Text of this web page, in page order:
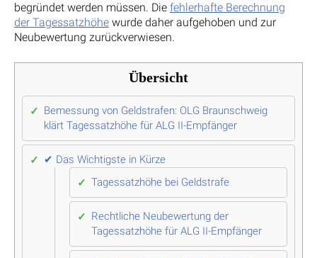
begründet werden müssen. Die fehlerhafte Berechnung
der Tagessatzhöhe wurde daher aufgehoben und zur
Neubewertung zurückverwiesen.
Übersicht
Bemessung von Geldstrafen: OLG Braunschweig
klärt Tagessatzhöhe für ALG II-Empfänger
✔ Das Wichtigste in Kürze
Tagessatzhöhe bei Geldstrafe
Rechtliche Neubewertung der
Tagessatzhöhe für ALG II-Empfänger